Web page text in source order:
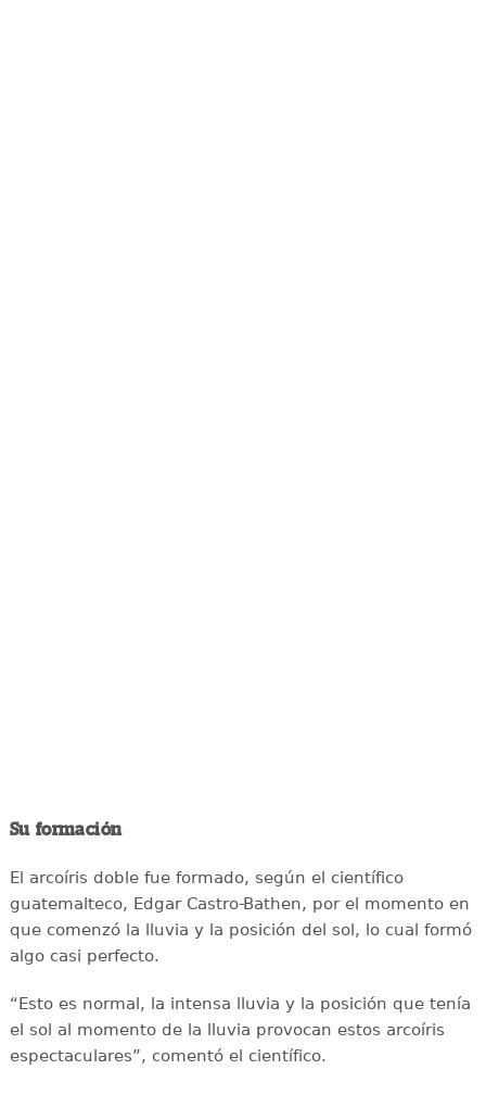
Su formación
El arcoíris doble fue formado, según el científico
guatemalteco, Edgar Castro-Bathen, por el momento en
que comenzó la lluvia y la posición del sol, lo cual formó
algo casi perfecto.
“Esto es normal, la intensa lluvia y la posición que tenía
el sol al momento de la lluvia provocan estos arcoíris
espectaculares”, comentó el científico.